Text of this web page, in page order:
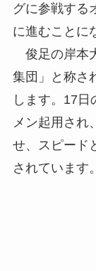
グに参戦する
に進むことに
俊足の岸本
集団」と称さ
します。17日
メン起用され
せ、スピード
されています。